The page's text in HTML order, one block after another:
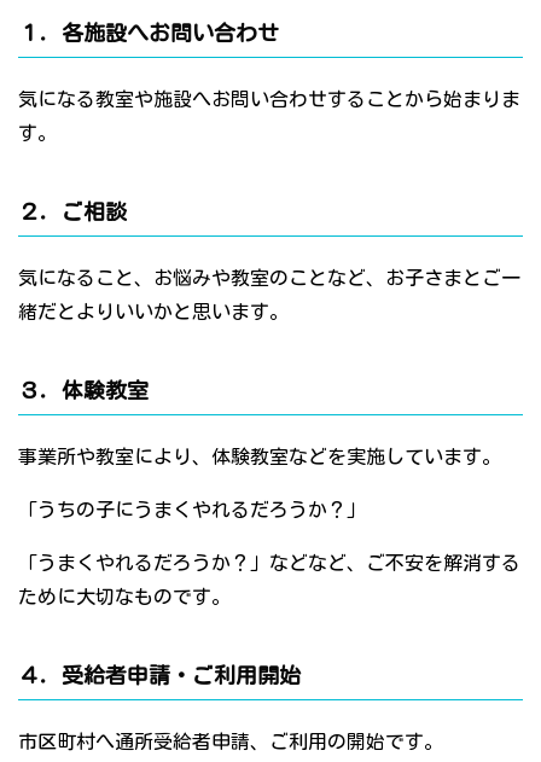
１．各施設へお問い合わせ
気になる教室や施設へお問い合わせすることから始まりま
す。
２．ご相談
気になること、お悩みや教室のことなど、お子さまとご一
緒だとよりいいかと思います。
３．体験教室
事業所や教室により、体験教室などを実施しています。
「うちの子にうまくやれるだろうか？」
「うまくやれるだろうか？」などなど、ご不安を解消する
ために大切なものです。
４．受給者申請・ご利用開始
市区町村へ通所受給者申請、ご利用の開始です。